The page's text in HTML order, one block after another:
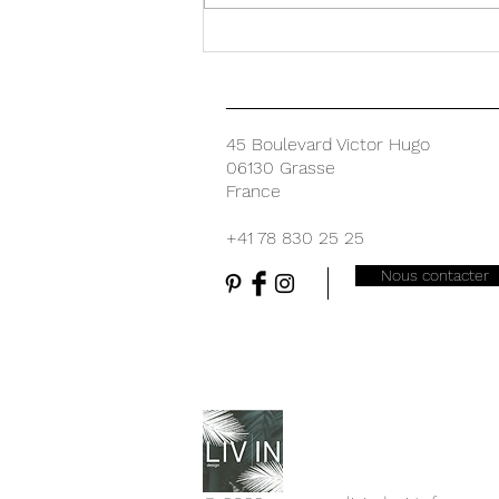
45 Boulevard Victor Hugo
06130 Grasse
France
+41 78 830 25 25
Nous contacter